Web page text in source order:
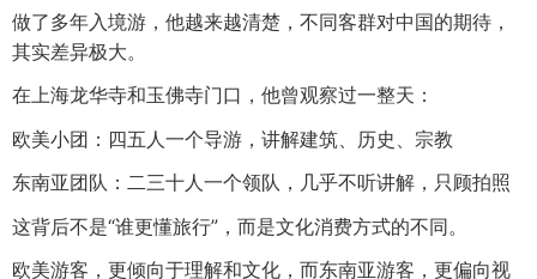
做了多年入境游，他越来越清楚，不同客群对中国的期待，
其实差异极大。
在上海龙华寺和玉佛寺门口，他曾观察过一整天：
欧美小团：四五人一个导游，讲解建筑、历史、宗教
东南亚团队：二三十人一个领队，几乎不听讲解，只顾拍照
这背后不是“谁更懂旅行”，而是文化消费方式的不同。
欧美游客，更倾向于理解和文化，而东南亚游客，更偏向视